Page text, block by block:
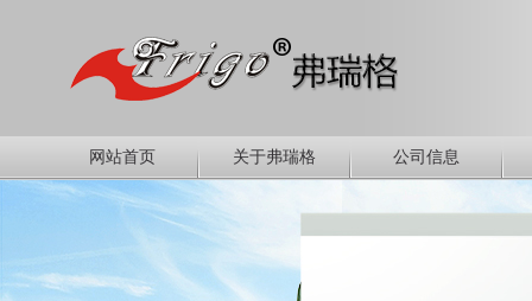
网站首页 关于弗瑞格 公司信息